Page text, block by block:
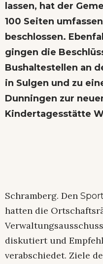
lassen, hat der
100 Seiten
beschlossen.
gingen die
Bushaltestellen an
in Sulgen und zu
Dunningen zur
Kindertagesstätte
Schramberg. Den
hatten die
diskutiert und
verabschiedet. Ziele